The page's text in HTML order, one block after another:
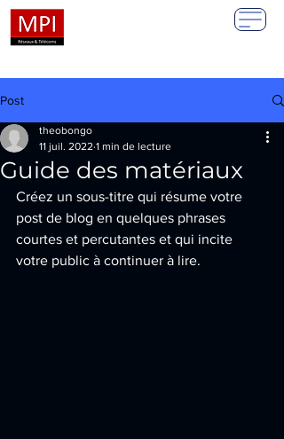
Post
Guide des matériaux
theobongo
11 juil. 2022 1 min de lecture
Créez un sous-titre qui résume votre
post de blog en quelques phrases
courtes et percutantes et qui incite
votre public à continuer à lire.